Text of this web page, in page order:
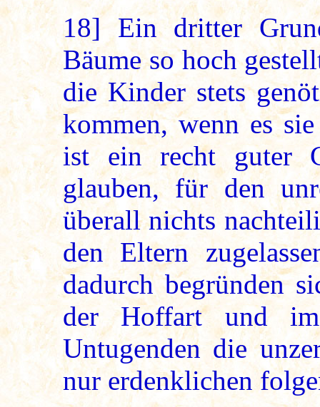
18] Ein dritter
Bäume so hoch
die Kinder stets
kommen, wenn es
ist ein recht guter
glauben, für den
überall nichts
den Eltern
dadurch begründen
der Hoffart und
Untugenden die
nur erdenklichen